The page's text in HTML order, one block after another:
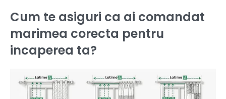
Cum te asiguri ca ai comandat
marimea corecta pentru
incaperea ta?